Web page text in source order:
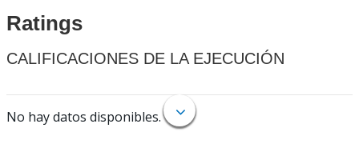
Ratings
CALIFICACIONES DE LA EJECUCIÓN
No hay datos disponibles.